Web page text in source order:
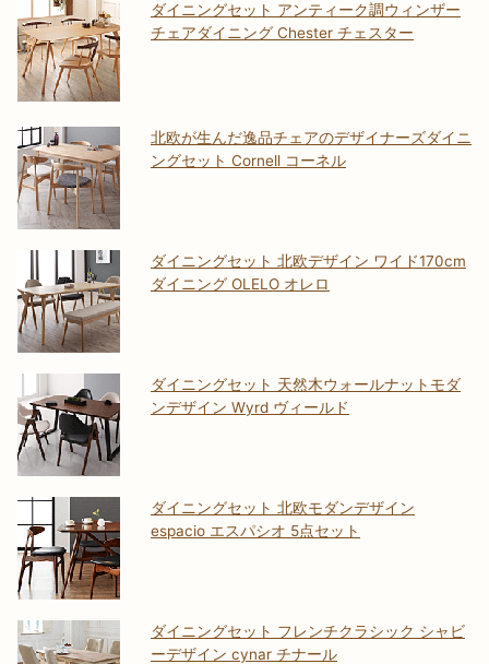
ダイニングセット アンティーク調ウィンザー
チェアダイニング Chester チェスター
北欧が生んだ逸品チェアのデザイナーズダイニ
ングセット Cornell コーネル
ダイニングセット 北欧デザイン ワイド170cm
ダイニング OLELO オレロ
ダイニングセット 天然木ウォールナットモダ
ンデザイン Wyrd ヴィールド
ダイニングセット 北欧モダンデザイン
espacio エスパシオ 5点セット
ダイニングセット フレンチクラシック シャビ
ーデザイン cynar チナール